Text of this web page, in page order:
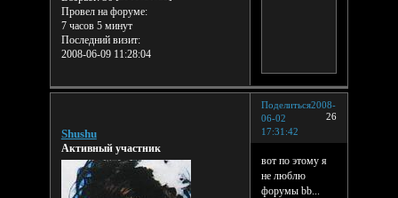
Провел на форуме:
7 часов 5 минут
Последний визит:
2008-06-09 11:28:04
Поделиться
26
2008-
06-02
17:31:42
Shushu
Активный участник
вот по этому я
не люблю
форумы bb...